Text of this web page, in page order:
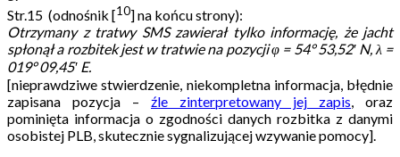
Str.15 (odnośnik [10] na końcu strony):
Otrzymany z tratwy SMS zawierał tylko informację, że jacht
spłonął a rozbitek jest w tratwie na pozycji φ = 54° 53,52′ N, λ =
019° 09,45′ E.
[nieprawdziwe stwierdzenie, niekompletna informacja, błędnie
zapisana pozycja – źle zinterpretowany jej zapis, oraz
pominięta informacja o zgodności danych rozbitka z danymi
osobistej PLB, skutecznie sygnalizującej wzywanie pomocy].